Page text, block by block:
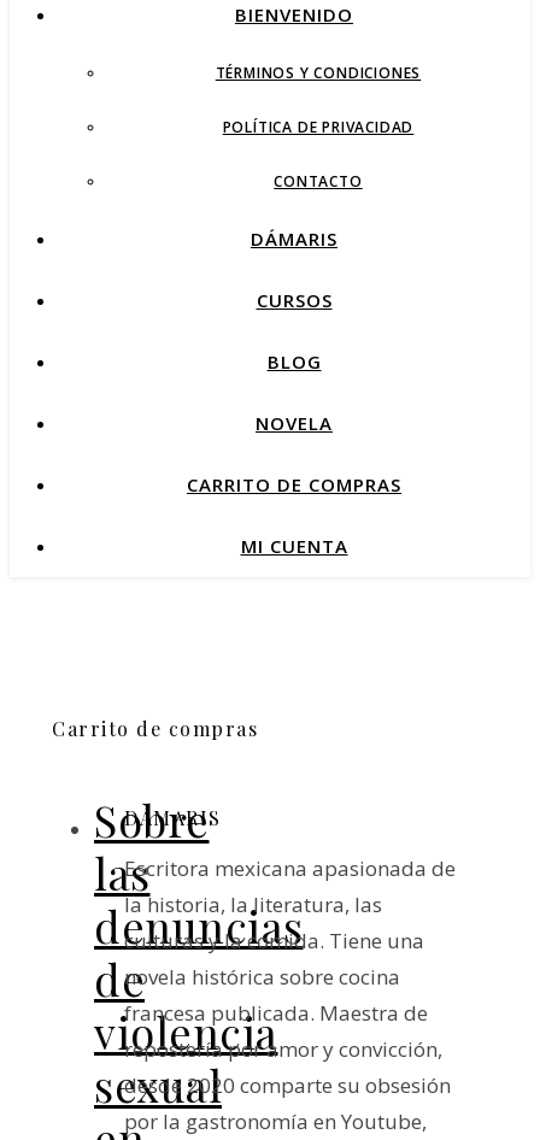
BIENVENIDO
TÉRMINOS Y CONDICIONES
POLÍTICA DE PRIVACIDAD
CONTACTO
DÁMARIS
CURSOS
BLOG
NOVELA
CARRITO DE COMPRAS
MI CUENTA
Carrito de compras
Sobre
las
denuncias
de
violencia
sexual
DÁMARIS
Escritora mexicana apasionada de
la historia, la literatura, las
culturas y la comida. Tiene una
novela histórica sobre cocina
francesa publicada. Maestra de
repostería por amor y convicción,
desde 2020 comparte su obsesión
por la gastronomía en Youtube,